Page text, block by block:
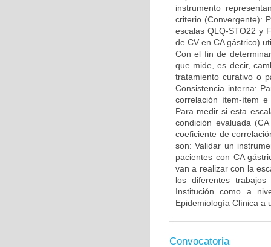
instrumento
criterio (Convergente):
escalas QLQ-STO22 y
de CV en CA gástrico)
Con el fin de
que mide, es decir,
tratamiento curativo o
Consistencia interna:
correlación ítem-ítem
Para medir si esta
condición evaluada
coeficiente de
son: Validar un
pacientes con CA
van a realizar con la
los diferentes
Institución como a
Epidemiología Clínica a
Convocatoria